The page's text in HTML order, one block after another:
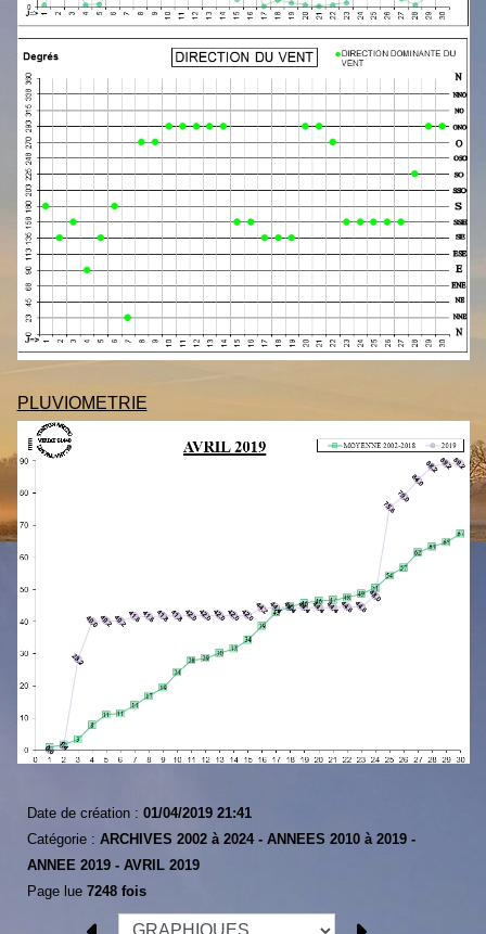
PLUVIOMETRIE
Date de création : 01/04/2019 21:41
Catégorie : ARCHIVES 2002 à 2024 - ANNEES 2010 à 2019 -
ANNEE 2019 - AVRIL 2019
Page lue 7248 fois